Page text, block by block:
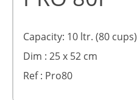
Capacity: 10 ltr. (80 cups)
Dim : 25 x 52 cm
Ref : Pro80